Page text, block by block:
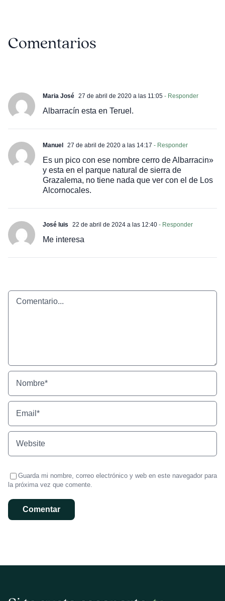
Comentarios
Maria José 27 de abril de 2020 a las 11:05- Responder
Albarracín esta en Teruel.
Manuel 27 de abril de 2020 a las 14:17 - Responder
Es un pico con ese nombre cerro de Albarracin»
y esta en el parque natural de sierra de
Grazalema, no tiene nada que ver con el de Los
Alcornocales.
José luis 22 de abril de 2024 a las 12:40- Responder
Me interesa
Comentario
Guarda mi nombre, correo electrónico y web en este navegador para
la próxima vez que comente.